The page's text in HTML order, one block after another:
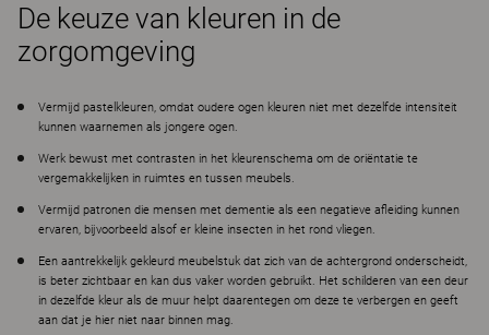
De keuze van kleuren in de
zorgomgeving
Vermijd pastelkleuren, omdat oudere ogen kleuren niet met dezelfde intensiteit
kunnen waarnemen als jongere ogen.
Werk bewust met contrasten in het kleurenschema om de oriëntatie te
vergemakkelijken in ruimtes en tussen meubels.
Vermijd patronen die mensen met dementie als een negatieve afleiding kunnen
ervaren, bijvoorbeeld alsof er kleine insecten in het rond vliegen.
Een aantrekkelijk gekleurd meubelstuk dat zich van de achtergrond onderscheidt,
is beter zichtbaar en kan dus vaker worden gebruikt. Het schilderen van een deur
in dezelfde kleur als de muur helpt daarentegen om deze te verbergen en geeft
aan dat je hier niet naar binnen mag.